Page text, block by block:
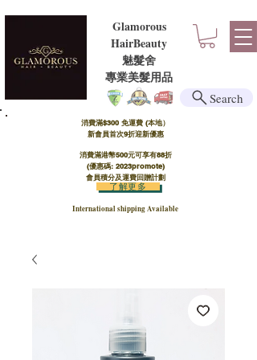
Glamorous
HairBeauty
魅髮舍
​​專業美髮用品
消費滿$300 免運費 (本地）​
新會員首次9折迎新優惠
消費滿港幣500元可享有88折
(優惠碼: 2023promote)
會員積分及運費回贈計劃
International shipping Available
了解更多
Search